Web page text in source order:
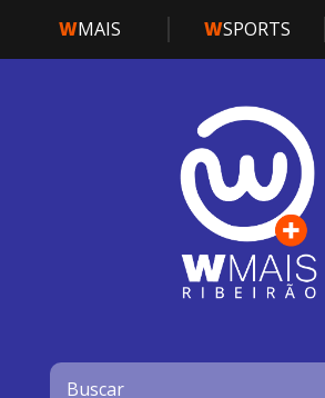
WMAIS WSPORTS